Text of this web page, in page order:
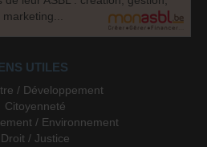
UTILES
/ Développement
Citoyenneté
/ Environnement
Droit / Justice